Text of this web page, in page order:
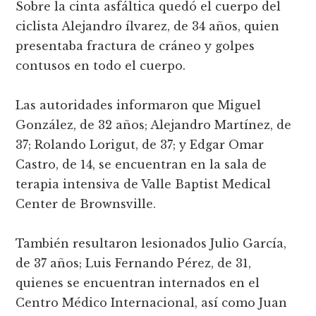
Sobre la cinta asfáltica quedó el cuerpo del
ciclista Alejandro ílvarez, de 34 años, quien
presentaba fractura de cráneo y golpes
contusos en todo el cuerpo.
Las autoridades informaron que Miguel
González, de 32 años; Alejandro Martí­nez, de
37; Rolando Lorigut, de 37; y Edgar Omar
Castro, de 14, se encuentran en la sala de
terapia intensiva de Valle Baptist Medical
Center de Brownsville.
También resultaron lesionados Julio Garcí­a,
de 37 años; Luis Fernando Pérez, de 31,
quienes se encuentran internados en el
Centro Médico Internacional, así­ como Juan